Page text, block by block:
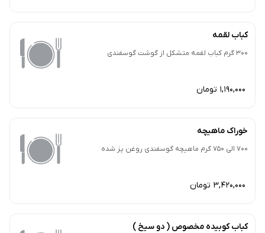
کباب لقمه
300 گرم کباب لقمه متشکل از گوشت گوسفندی
1,190,000 تومان
خوراک ماهیچه
700 الی 750 گرم ماهیچه گوسفندی روغن پز شده
3,420,000 تومان
کباب کوبیده مخصوص ( دو سیخ )